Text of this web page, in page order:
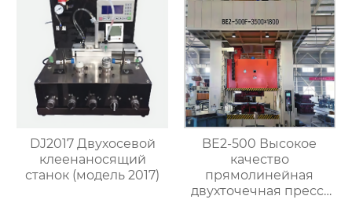
DJ2017 Двухосевой
клеенаносящий
станок (модель 2017)
BE2-500 Высокое
качество
прямолинейная
двухточечная пресс-